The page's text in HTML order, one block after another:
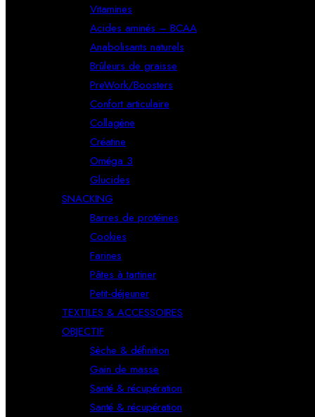
Vitamines
Acides aminés – BCAA
Anabolisants naturels
Brûleurs de graisse
PreWork/Boosters
Confort articulaire
Collagène
Créatine
Oméga 3
Glucides
SNACKING
Barres de protéines
Cookies
Farines
Pâtes à tartiner
Petit-déjeuner
TEXTILES & ACCESSOIRES
OBJECTIF
Sèche & définition
Gain de masse
Santé & récupération
Santé & récupération